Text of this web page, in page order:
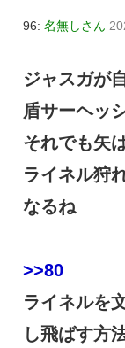
96: 名無しさん
ジャスガが
盾サーヘッ
それでも矢
ライネル狩
なるね
>>80
ライネルを
し飛ばす方